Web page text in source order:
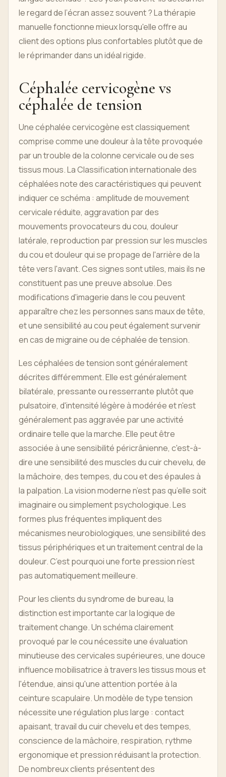
le regard de l’écran assez souvent ? La thérapie
manuelle fonctionne mieux lorsqu'elle offre au
client des options plus confortables plutôt que de
le réprimander dans un idéal rigide.
Céphalée cervicogène vs
céphalée de tension
Une céphalée cervicogène est classiquement
comprise comme une douleur à la tête provoquée
par un trouble de la colonne cervicale ou de ses
tissus mous. La Classification internationale des
céphalées note des caractéristiques qui peuvent
indiquer ce schéma : amplitude de mouvement
cervicale réduite, aggravation par des
mouvements provocateurs du cou, douleur
latérale, reproduction par pression sur les muscles
du cou et douleur qui se propage de l'arrière de la
tête vers l'avant. Ces signes sont utiles, mais ils ne
constituent pas une preuve absolue. Des
modifications d'imagerie dans le cou peuvent
apparaître chez les personnes sans maux de tête,
et une sensibilité au cou peut également survenir
en cas de migraine ou de céphalée de tension.
Les céphalées de tension sont généralement
décrites différemment. Elle est généralement
bilatérale, pressante ou resserrante plutôt que
pulsatoire, d'intensité légère à modérée et n'est
généralement pas aggravée par une activité
ordinaire telle que la marche. Elle peut être
associée à une sensibilité péricrânienne, c'est-à-
dire une sensibilité des muscles du cuir chevelu, de
la mâchoire, des tempes, du cou et des épaules à
la palpation. La vision moderne n’est pas qu’elle soit
imaginaire ou simplement psychologique. Les
formes plus fréquentes impliquent des
mécanismes neurobiologiques, une sensibilité des
tissus périphériques et un traitement central de la
douleur. C’est pourquoi une forte pression n’est
pas automatiquement meilleure.
Pour les clients du syndrome de bureau, la
distinction est importante car la logique de
traitement change. Un schéma clairement
provoqué par le cou nécessite une évaluation
minutieuse des cervicales supérieures, une douce
influence mobilisatrice à travers les tissus mous et
l'étendue, ainsi qu'une attention portée à la
ceinture scapulaire. Un modèle de type tension
nécessite une régulation plus large : contact
apaisant, travail du cuir chevelu et des tempes,
conscience de la mâchoire, respiration, rythme
ergonomique et pression réduisant la protection.
De nombreux clients présentent des